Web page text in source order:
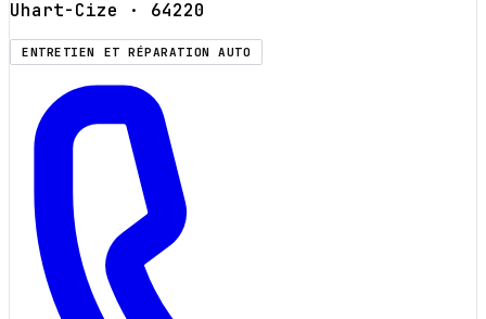
Uhart-Cize · 64220
ENTRETIEN ET RÉPARATION AUTO